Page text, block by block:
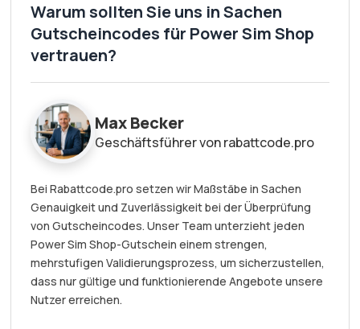
Warum sollten Sie uns in Sachen
Gutscheincodes für Power Sim Shop
vertrauen?
Max Becker
Geschäftsführer von rabattcode.pro
Bei Rabattcode.pro setzen wir Maßstäbe in Sachen
Genauigkeit und Zuverlässigkeit bei der Überprüfung
von Gutscheincodes. Unser Team unterzieht jeden
Power Sim Shop-Gutschein einem strengen,
mehrstufigen Validierungsprozess, um sicherzustellen,
dass nur gültige und funktionierende Angebote unsere
Nutzer erreichen.